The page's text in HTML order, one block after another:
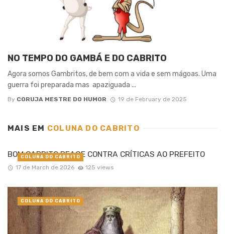
NO TEMPO DO GAMBÁ E DO CABRITO
Agora somos Gambritos, de bem com a vida e sem mágoas. Uma
guerra foi preparada mas apaziguada ...
By CORUJA MESTRE DO HUMOR 19 de February de 2025
MAIS EM COLUNA DO CABRITO
BOM CABRITO REAGE CONTRA CRÍTICAS AO PREFEITO
17 de March de 2026 125 views
COLUNA DO CABRITO
COLUNA DO CABRITO